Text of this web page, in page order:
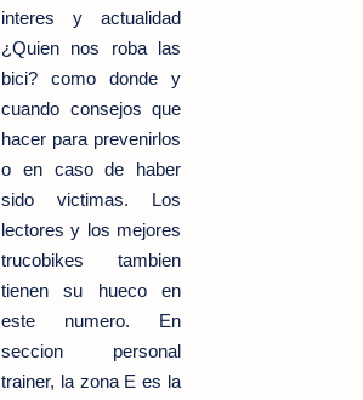
interes y actualidad
¿Quien nos roba las
bici? como donde y
cuando consejos que
hacer para prevenirlos
o en caso de haber
sido victimas. Los
lectores y los mejores
trucobikes tambien
tienen su hueco en
este numero. En
seccion personal
trainer, la zona E es la